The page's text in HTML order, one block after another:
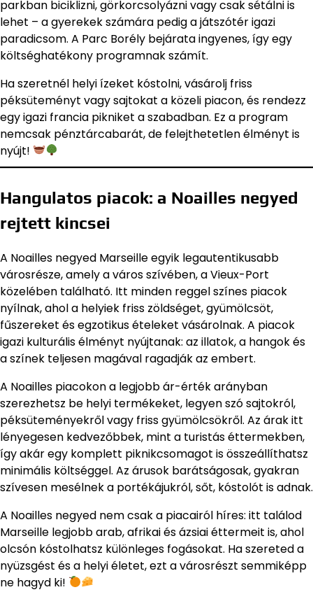
parkban biciklizni, görkorcsolyázni vagy csak sétálni is
lehet – a gyerekek számára pedig a játszótér igazi
paradicsom. A Parc Borély bejárata ingyenes, így egy
költséghatékony programnak számít.
Ha szeretnél helyi ízeket kóstolni, vásárolj friss
péksüteményt vagy sajtokat a közeli piacon, és rendezz
egy igazi francia pikniket a szabadban. Ez a program
nemcsak pénztárcabarát, de felejthetetlen élményt is
nyújt!
Hangulatos piacok: a Noailles negyed
rejtett kincsei
A Noailles negyed Marseille egyik legautentikusabb
városrésze, amely a város szívében, a Vieux-Port
közelében található. Itt minden reggel színes piacok
nyílnak, ahol a helyiek friss zöldséget, gyümölcsöt,
fűszereket és egzotikus ételeket vásárolnak. A piacok
igazi kulturális élményt nyújtanak: az illatok, a hangok és
a színek teljesen magával ragadják az embert.
A Noailles piacokon a legjobb ár-érték arányban
szerezhetsz be helyi termékeket, legyen szó sajtokról,
péksüteményekről vagy friss gyümölcsökről. Az árak itt
lényegesen kedvezőbbek, mint a turistás éttermekben,
így akár egy komplett piknikcsomagot is összeállíthatsz
minimális költséggel. Az árusok barátságosak, gyakran
szívesen mesélnek a portékájukról, sőt, kóstolót is adnak.
A Noailles negyed nem csak a piacairól híres: itt találod
Marseille legjobb arab, afrikai és ázsiai éttermeit is, ahol
olcsón kóstolhatsz különleges fogásokat. Ha szereted a
nyüzsgést és a helyi életet, ezt a városrészt semmiképp
ne hagyd ki!